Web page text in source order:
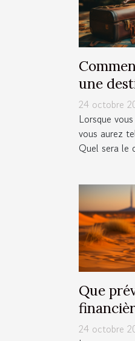
une
voyage
24 octobre
Lorsque
vous aurez
Quel sera le
Que
voyage à
24 octobre